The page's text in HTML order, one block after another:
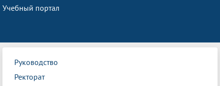
Учебный портал
Руководство
Ректорат